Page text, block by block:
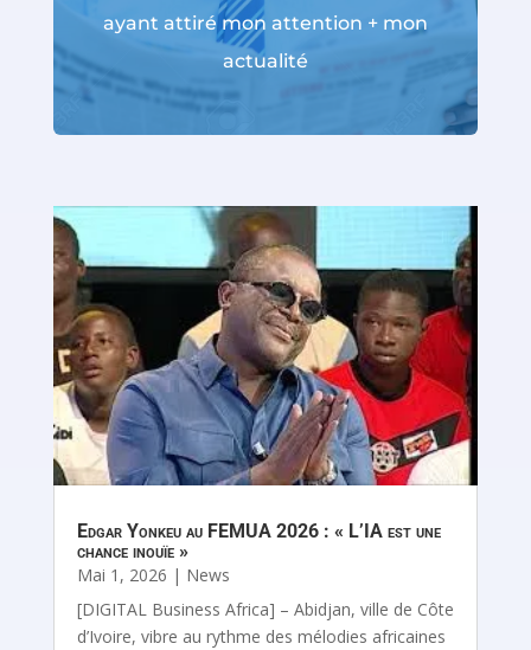
ayant attiré mon attention + mon
actualité
Edgar Yonkeu au FEMUA 2026 : « L’IA est une
chance inouïe »
Mai 1, 2026 | News
[DIGITAL Business Africa] – Abidjan, ville de Côte
d’Ivoire, vibre au rythme des mélodies africaines